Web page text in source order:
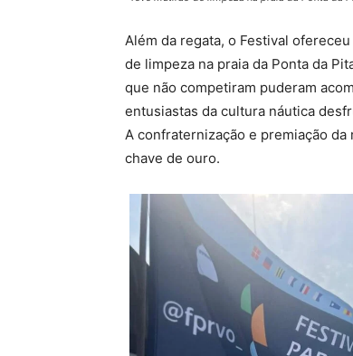
Além da regata, o Festival
de limpeza na praia da Ponta da
que não competiram puderam
entusiastas da cultura náutica
A confraternização e premiação
chave de ouro.